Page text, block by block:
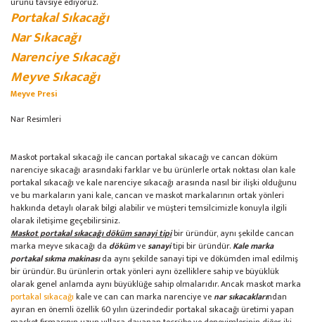
Portakal Sıkacağı
Nar Sıkacağı
Narenciye Sıkacağı
Meyve Sıkacağı
Meyve Presi
Nar Resimleri
Maskot portakal sıkacağı ile cancan portakal sıkacağı ve cancan döküm
narenciye sıkacağı arasındaki farklar ve bu ürünlerle ortak noktası olan kale
portakal sıkacağı ve kale narenciye sıkacağı arasında nasıl bir ilişki olduğunu
ve bu markaların yani kale, cancan ve maskot markalarının ortak yönleri
hakkında detaylı olarak bilgi alabilir ve müşteri temsilcimizle konuyla ilgili
olarak iletişime geçebilirsiniz.
Maskot portakal sıkacağı döküm sanayi tipibir üründür, aynı şekilde cancan
marka meyve sıkacağı da dökümvesanayitipi bir üründür. Kale marka
portakal sıkma makinasıda aynı şekilde sanayi tipi ve dökümden imal edilmiş
bir üründür. Bu ürünlerin ortak yönleri aynı özelliklere sahip ve büyüklük
olarak genel anlamda aynı büyüklüğe sahip olmalarıdır. Ancak maskot marka
portakal sıkacağı kale ve can can marka narenciye venar sıkacaklarından
ayıran en önemli özellik 60 yılın üzerindedir portakal sıkacağı üretimi yapan